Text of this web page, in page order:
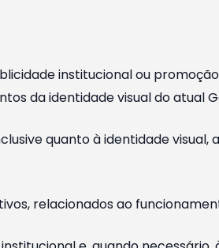
institucional ou
da identidade visual do atual
quanto à identidade visual,
relacionados ao